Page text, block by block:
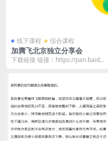
线下课程 综合课程
加腾飞北京独立分享会
下载链接 链接：https://pan.baidu.